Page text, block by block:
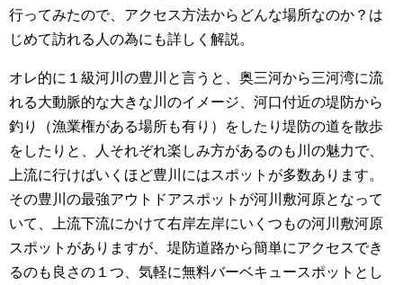
行ってみたので、アクセス方法からどんな場所なのか？は
じめて訪れる人の為にも詳しく解説。
オレ的に１級河川の豊川と言うと、奥三河から三河湾に流
れる大動脈的な大きな川のイメージ、河口付近の堤防から
釣り（漁業権がある場所も有り）をしたり堤防の道を散歩
をしたりと、人それぞれ楽しみ方があるのも川の魅力で、
上流に行けばいくほど豊川にはスポットが多数あります。
その豊川の最強アウトドアスポットが河川敷河原となって
いて、上流下流にかけて右岸左岸にいくつもの河川敷河原
スポットがありますが、堤防道路から簡単にアクセスでき
るのも良さの１つ、気軽に無料バーベキュースポットとし